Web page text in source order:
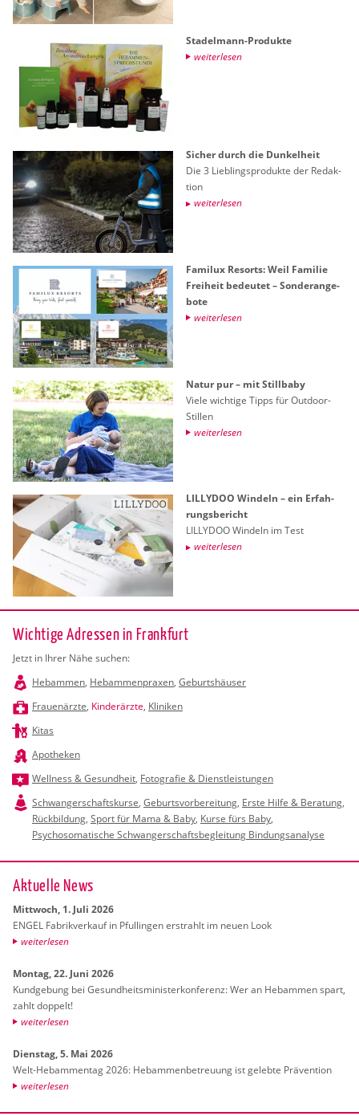
Sta­del­mann-Pro­duk­te
wei­ter­le­sen
Si­cher durch die Dun­kel­heit
Die 3 Lieb­lings­pro­duk­te der Re­dak­
ti­on
wei­ter­le­sen
Fa­mi­lux Re­sorts: Weil Fa­mi­lie
Frei­heit be­deu­tet – Son­der­an­ge­
bo­te
wei­ter­le­sen
Natur pur – mit Still­ba­by
Viele wich­ti­ge Tipps für Out­door-
Stil­len
wei­ter­le­sen
LIL­LY­DOO​ Win­deln – ein Er­fah­
rungs­be­richt
LIL­LY­DOO​ Win­deln im Test
wei­ter­le­sen
Wichtige Adressen in Frankfurt
Jetzt in Ihrer Nähe suchen:
Hebammen, Hebammenpraxen, Geburtshäuser
Frauenärzte, Kinderärzte, Kliniken
Kitas
Apotheken
Wellness & Gesundheit, Fotografie & Dienstleistungen
Schwangerschaftskurse, Geburtsvorbereitung, Erste Hilfe & Beratung,
Rückbildung, Sport für Mama & Baby, Kurse fürs Baby,
Psychosomatische Schwangerschaftsbegleitung Bindungsanalyse
Ak­tu­el­le News
Mitt­woch, 1. Juli 2026
ENGEL Fa­brik­ver­kauf in Pful­lin­gen er­strahlt im neuen Look
wei­ter­le­sen
Mon­tag, 22. Juni 2026
Kund­ge­bung bei Ge­sund­heits­mi­nis­ter­kon­fe­renz: Wer an Heb­am­men spart,
zahlt dop­pelt!
wei­ter­le­sen
Diens­tag, 5. Mai 2026
Welt-Heb­am­men­tag 2026: Heb­am­men­be­treu­ung ist ge­leb­te Prä­ven­ti­on
wei­ter­le­sen